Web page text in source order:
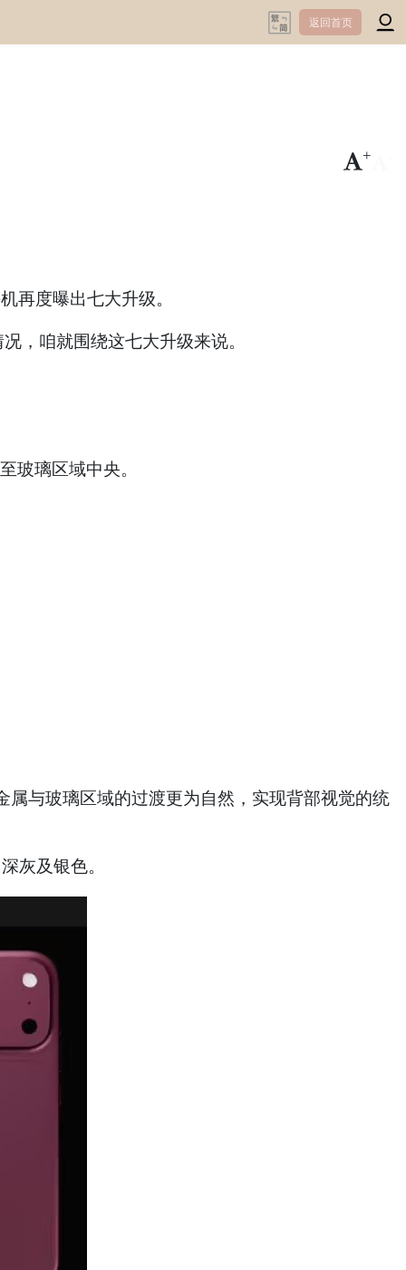
返回首页
+
再度曝出七大升级。
，咱就围绕这七大升级来说。
玻璃区域中央。
与玻璃区域的过渡更为自然，实现背部视觉的统
灰及银色。